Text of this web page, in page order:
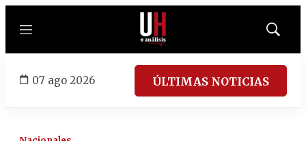
Menú
Mostrar
07 ago 2026 ÚLTIMAS NOTICIAS